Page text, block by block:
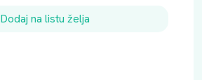
Dodaj na listu želja